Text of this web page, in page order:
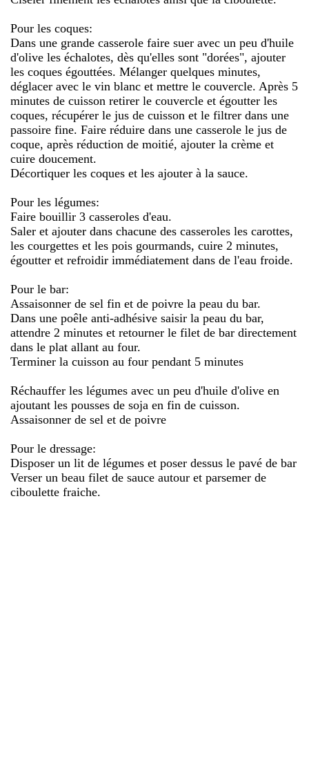
Pour les coques:
Dans une grande casserole faire suer avec un peu d'huile
d'olive les échalotes, dès qu'elles sont "dorées", ajouter
les coques égouttées. Mélanger quelques minutes,
déglacer avec le vin blanc et mettre le couvercle. Après 5
minutes de cuisson retirer le couvercle et égoutter les
coques, récupérer le jus de cuisson et le filtrer dans une
passoire fine. Faire réduire dans une casserole le jus de
coque, après réduction de moitié, ajouter la crème et
cuire doucement.
Décortiquer les coques et les ajouter à la sauce.
Pour les légumes:
Faire bouillir 3 casseroles d'eau.
Saler et ajouter dans chacune des casseroles les carottes,
les courgettes et les pois gourmands, cuire 2 minutes,
égoutter et refroidir immédiatement dans de l'eau froide.
Pour le bar:
Assaisonner de sel fin et de poivre la peau du bar.
Dans une poêle anti-adhésive saisir la peau du bar,
attendre 2 minutes et retourner le filet de bar directement
dans le plat allant au four.
Terminer la cuisson au four pendant 5 minutes
Réchauffer les légumes avec un peu d'huile d'olive en
ajoutant les pousses de soja en fin de cuisson.
Assaisonner de sel et de poivre
Pour le dressage:
Disposer un lit de légumes et poser dessus le pavé de bar
Verser un beau filet de sauce autour et parsemer de
ciboulette fraiche.